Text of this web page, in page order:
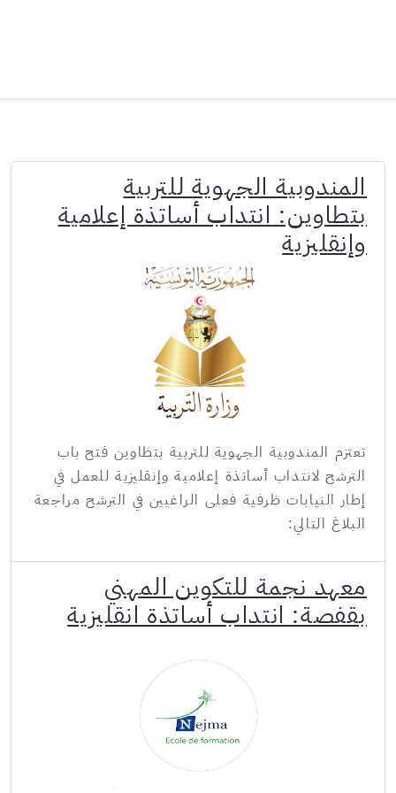
المندوبية الجهوية للتربية
بتطاوين: انتداب أساتذة إعلامية
وإنقليزية
تعتزم المندوبية الجهوية للتربية بتطاوين فتح باب
الترشح لانتداب أساتذة إعلامية وإنقليزية للعمل في
إطار النيابات ظرفية فعلى الراغبين في الترشح مراجعة
البلاغ التالي:
معهد نجمة للتكوين المهني
بقفصة: انتداب أساتذة انقليزية